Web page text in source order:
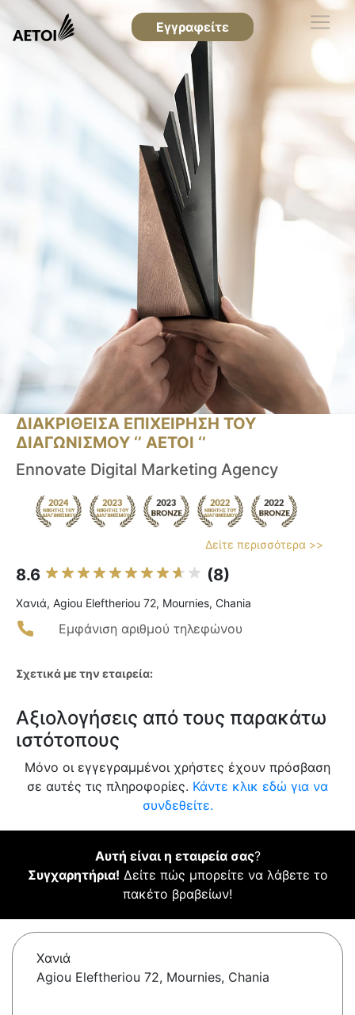
Εγγραφείτε
ΔΙΑΚΡΙΘΕΙΣΑ ΕΠΙΧΕΙΡΗΣΗ ΤΟΥ
ΔΙΑΓΩΝΙΣΜΟΥ ‘’ ΑΕΤΟΙ ‘’
Ennovate Digital Marketing Agency
Δείτε περισσότερα >>
8.6 (8)
Χανιά, Agiou Eleftheriou 72, Mournies, Chania
Εμφάνιση αριθμού τηλεφώνου
Σχετικά με την εταιρεία:
Αξιολογήσεις από τους παρακάτω
ιστότοπους
Μόνο οι εγγεγραμμένοι χρήστες έχουν πρόσβαση
σε αυτές τις πληροφορίες. Κάντε κλικ εδώ για να
συνδεθείτε.
Αυτή είναι η εταιρεία σας?
Συγχαρητήρια! Δείτε πώς μπορείτε να λάβετε το
πακέτο βραβείων!
Χανιά
Agiou Eleftheriou 72, Mournies, Chania